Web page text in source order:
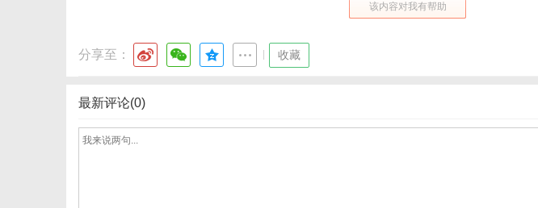
该内容对我有帮助
分享至： 收藏
最新评论(0)